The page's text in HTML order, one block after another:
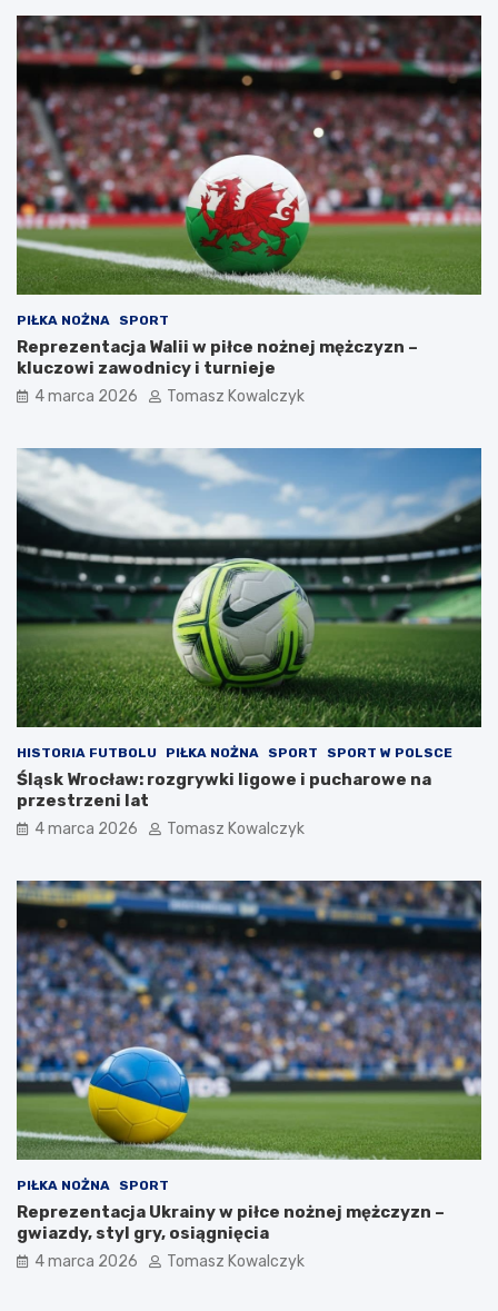
PIŁKA NOŻNA SPORT
Reprezentacja Walii w piłce nożnej mężczyzn –
kluczowi zawodnicy i turnieje
4 marca 2026 Tomasz Kowalczyk
HISTORIA FUTBOLU PIŁKA NOŻNA SPORT SPORT W POLSCE
Śląsk Wrocław: rozgrywki ligowe i pucharowe na
przestrzeni lat
4 marca 2026 Tomasz Kowalczyk
PIŁKA NOŻNA SPORT
Reprezentacja Ukrainy w piłce nożnej mężczyzn –
gwiazdy, styl gry, osiągnięcia
4 marca 2026 Tomasz Kowalczyk